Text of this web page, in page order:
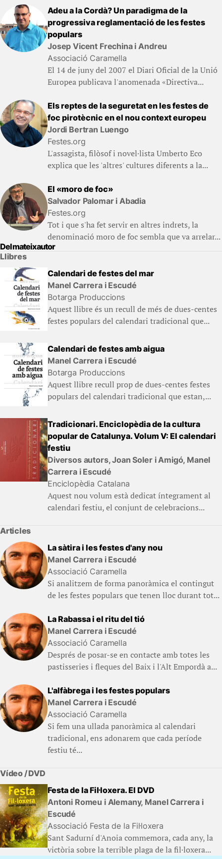
Adeu a la Cordà? Un paradigma de la
progressiva reglamentació de les festes
populars
Josep Vicent Frechina i Andreu
Associació Caramella
El 14 de juny del 2007 el Diari Oficial de la Unió
Europea publicava l'anomenada «Directiva...
Els reptes de la seguretat en les festes de
foc pirotècnic en el nou context europeu
Jordi Bertran Luengo
Festes.org
L'assagista, filòsof i novel·lista Umberto Eco
explica que les 'altres' cultures diferents a la...
El «moro de foc»
Salvador Palomar i Abadia
Festes.org
Tot i que s'ha fet servir en altres indrets, la
denominació moro de foc sembla que va arrelar...
Del mateix autor
Llibres
Calendari de festes del mar
Manel Carrera i Escudé
Botarga Produccions
Aquest llibre és un recull de més de dues-centes
festes populars del calendari tradicional que...
Calendari de festes amb aigua
Manel Carrera i Escudé
Botarga Produccions
Aquest llibre recull prop de dues-centes festes
populars del calendari tradicional que estan,...
Tradicionari. Enciclopèdia de la cultura
popular de Catalunya. Volum V: El calendari
festiu
Diversos autors, Joan Soler i Amigó, Manel
Carrera i Escudé
Enciclopèdia Catalana
Aquest nou volum està dedicat íntegrament al
calendari festiu, el conjunt de celebracions...
Articles
La sàtira i les festes d'any nou
Manel Carrera i Escudé
Associació Caramella
Si analitzem de forma panoràmica el contingut
de les festes populars que tenen lloc durant tot...
La Rabassa i el ritu del tió
Manel Carrera i Escudé
Associació Caramella
Després de posar-se en contacte amb totes les
pastisseries i fleques del Baix i l'Alt Empordà a...
L'alfàbrega i les festes populars
Manel Carrera i Escudé
Associació Caramella
Si fem una ullada panoràmica al calendari
tradicional, ens adonarem que cada període
festiu té...
Vídeo / DVD
Festa de la Fil·loxera. El DVD
Antoni Romeu i Alemany, Manel Carrera i
Escudé
Associació Festa de la Fil·loxera
Sant Sadurní d'Anoia commemora, cada any, la
victòria sobre la terrible plaga de la fil·loxera...